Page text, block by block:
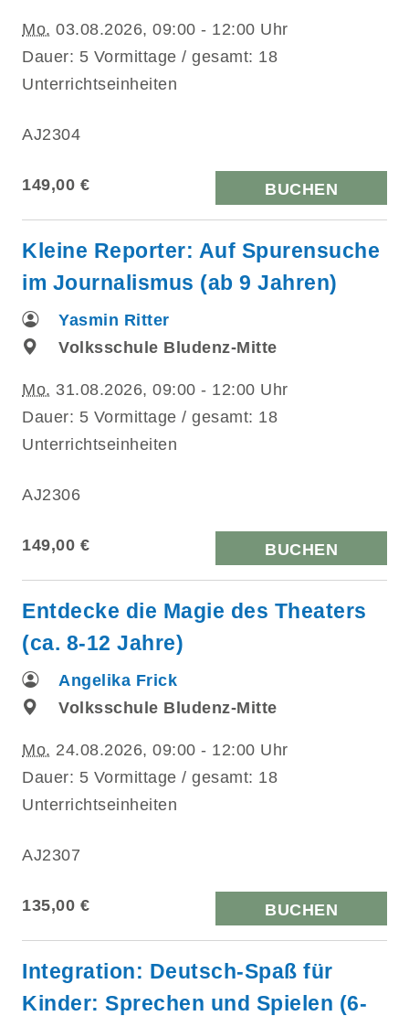
Mo. 03.08.2026, 09:00 - 12:00 Uhr
Dauer: 5 Vormittage / gesamt: 18
Unterrichtseinheiten
AJ2304
149,00 € BUCHEN
Kleine Reporter: Auf Spurensuche
im Journalismus (ab 9 Jahren)
Yasmin Ritter
Volksschule Bludenz-Mitte
Mo. 31.08.2026, 09:00 - 12:00 Uhr
Dauer: 5 Vormittage / gesamt: 18
Unterrichtseinheiten
AJ2306
149,00 € BUCHEN
Entdecke die Magie des Theaters
(ca. 8-12 Jahre)
Angelika Frick
Volksschule Bludenz-Mitte
Mo. 24.08.2026, 09:00 - 12:00 Uhr
Dauer: 5 Vormittage / gesamt: 18
Unterrichtseinheiten
AJ2307
135,00 € BUCHEN
Integration: Deutsch-Spaß für
Kinder: Sprechen und Spielen (6-